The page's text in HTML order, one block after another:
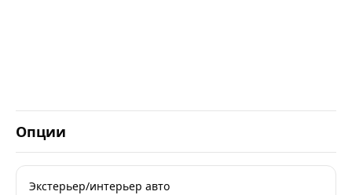
Опции
Экстерьер/интерьер авто